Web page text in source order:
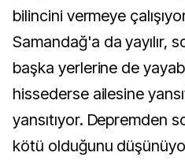
bilincini vermeye
Samandağ'a da yayılır,
başka yerlerine de
hissederse ailesine
yansıtıyor. Depremden
kötü olduğunu